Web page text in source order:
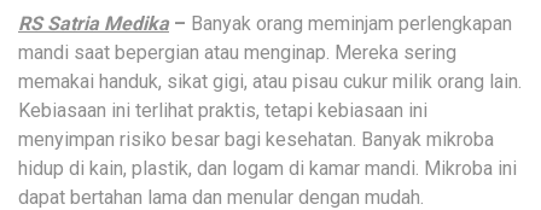
RS Satria Medika – Banyak orang meminjam perlengkapan
mandi saat bepergian atau menginap. Mereka sering
memakai handuk, sikat gigi, atau pisau cukur milik orang lain.
Kebiasaan ini terlihat praktis, tetapi kebiasaan ini
menyimpan risiko besar bagi kesehatan. Banyak mikroba
hidup di kain, plastik, dan logam di kamar mandi. Mikroba ini
dapat bertahan lama dan menular dengan mudah.